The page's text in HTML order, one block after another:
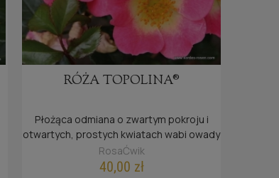
RÓŻA TOPOLINA®
Płożąca odmiana o zwartym pokroju i
otwartych, prostych kwiatach wabi owady
zbierające pyłek.
RosaĆwik
40,00 zł